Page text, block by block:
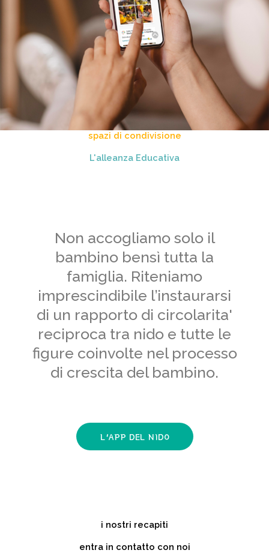
spazi di condivisione
L'alleanza Educativa
Non accogliamo solo il
bambino bensì tutta la
famiglia. Riteniamo
imprescindibile l’instaurarsi
di un rapporto di circolarita'
reciproca tra nido e tutte le
figure coinvolte nel processo
di crescita del bambino.
L'APP DEL NIDO
i nostri recapiti
entra in contatto con noi